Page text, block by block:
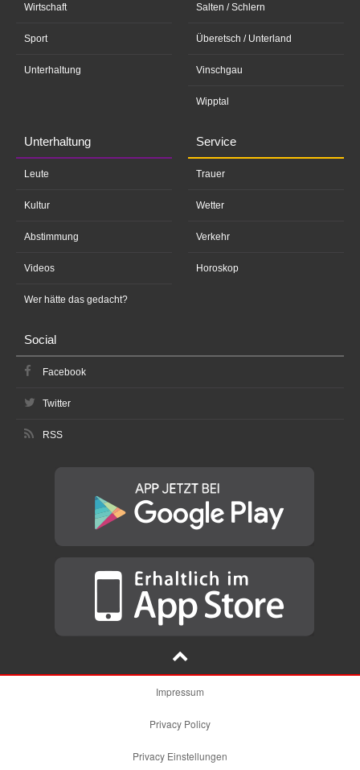
Wirtschaft
Sport
Unterhaltung
Salten / Schlern
Überetsch / Unterland
Vinschgau
Wipptal
Unterhaltung
Leute
Kultur
Abstimmung
Videos
Wer hätte das gedacht?
Service
Trauer
Wetter
Verkehr
Horoskop
Social
Facebook
Twitter
RSS
Impressum
Privacy Policy
Privacy Einstellungen